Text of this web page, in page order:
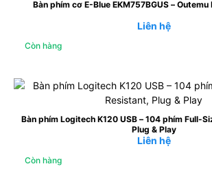
Bàn phím cơ E-Blue EKM757BGUS – Outemu
Liên hệ
Còn hàng
Bàn phím Logitech K120 USB – 104 phím Full-
Plug & Play
Liên hệ
Còn hàng